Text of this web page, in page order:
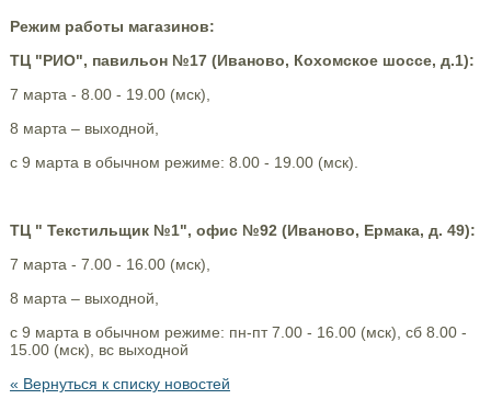
Режим работы магазинов:
ТЦ "РИО", павильон №17 (Иваново, Кохомское шоссе, д.1):
7 марта - 8.00 - 19.00 (мск),
8 марта – выходной,
с 9 марта в обычном режиме: 8.00 - 19.00 (мск).
ТЦ " Текстильщик №1", офис №92 (Иваново, Ермака, д. 49):
7 марта - 7.00 - 16.00 (мск),
8 марта – выходной,
с 9 марта в обычном режиме: пн-пт 7.00 - 16.00 (мск), сб 8.00 -
15.00 (мск), вс выходной
« Вернуться к списку новостей